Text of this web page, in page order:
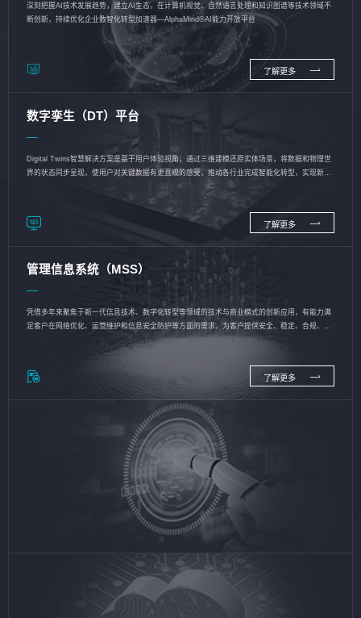
深刻把握AI技术发展趋势，建立AI生态，在计算机视觉、自然语言处理和知识图谱等技术领域不
断创新，持续优化企业数智化转型加速器—AlphaMind®AI能力开放平台
了解更多
数字孪生（DT）平台
Digital Twins智慧解决方案是基于用户体验视角，通过三维建模还原实体场景，将数据和物理世
界的状态同步呈现，使用户对关键数据有更直观的感受，推动各行业完成智能化转型，实现新旧
了解更多
管理信息系统（MSS）
凭借多年来聚焦于新一代信息技术、数字化转型等领域的技术与商业模式的创新应用，有能力满
足客户在网络优化、运营维护和信息安全防护等方面的需求，为客户提供安全、稳定、合规、持
了解更多